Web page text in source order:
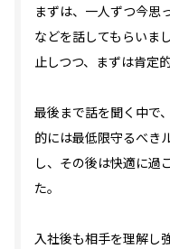
まずは、一人ずつ今思
などを話してもらいま
止しつつ、まずは肯定
最後まで話を聞く中で
的には最低限守るべき
し、その後は快適に過
た。
入社後も相手を理解し